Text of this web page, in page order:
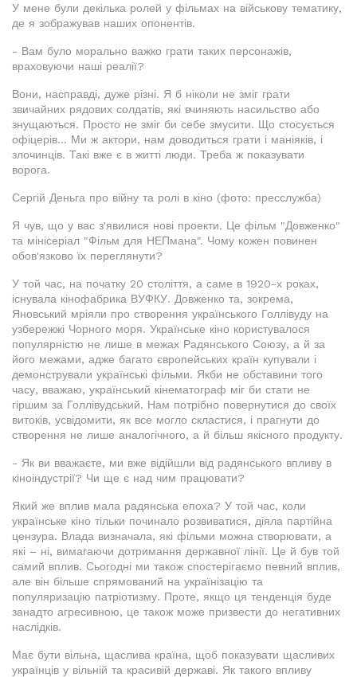
У мене були декілька ролей у фільмах на військову тематику,
де я зображував наших опонентів.
- Вам було морально важко грати таких персонажів,
враховуючи наші реалії?
Вони, насправді, дуже різні. Я б ніколи не зміг грати
звичайних рядових солдатів, які вчиняють насильство або
знущаються. Просто не зміг би себе змусити. Що стосується
офіцерів... Ми ж актори, нам доводиться грати і маніяків, і
злочинців. Такі вже є в житті люди. Треба ж показувати
ворога.
Сергій Деньга про війну та ролі в кіно (фото: пресслужба)
Я чув, що у вас з'явилися нові проекти. Це фільм "Довженко"
та мінісеріал "Фільм для НЕПмана". Чому кожен повинен
обов'язково їх переглянути?
У той час, на початку 20 століття, а саме в 1920-х роках,
існувала кінофабрика ВУФКУ. Довженко та, зокрема,
Яновський мріяли про створення українського Голлівуду на
узбережжі Чорного моря. Українське кіно користувалося
популярністю не лише в межах Радянського Союзу, а й за
його межами, адже багато європейських країн купували і
демонстрували українські фільми. Якби не обставини того
часу, вважаю, український кінематограф міг би стати не
гіршим за Голлівудський. Нам потрібно повернутися до своїх
витоків, усвідомити, як все могло скластися, і прагнути до
створення не лише аналогічного, а й більш якісного продукту.
- Як ви вважаєте, ми вже відійшли від радянського впливу в
кіноіндустрії? Чи ще є над чим працювати?
Який же вплив мала радянська епоха? У той час, коли
українське кіно тільки починало розвиватися, діяла партійна
цензура. Влада визначала, які фільми можна створювати, а
які – ні, вимагаючи дотримання державної лінії. Це й був той
самий вплив. Сьогодні ми також спостерігаємо певний вплив,
але він більше спрямований на українізацію та
популяризацію патріотизму. Проте, якщо ця тенденція буде
занадто агресивною, це також може призвести до негативних
наслідків.
Має бути вільна, щаслива країна, щоб показувати щасливих
українців у вільній та красивій державі. Як такого впливу